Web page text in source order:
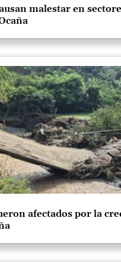
malestar en
afectados por la